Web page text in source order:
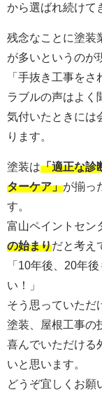
から選ばれ続けて
残念なことに塗装
が多いというのが
「手抜き工事を
ラブルの声はよく
気付いたときには
ります。
塗装は「適正な診
ターケア」が揃っ
す。
富山ペイントセン
の始まりだと考え
「10年後、20年
い！」
そう思っていただ
塗装、屋根工事の
喜んでいただける
いと思います。
どうぞ宜しくお願